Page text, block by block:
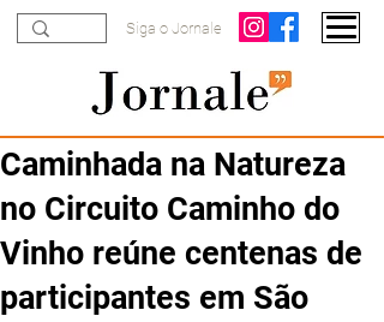
Siga o Jornale
Caminhada na Natureza
no Circuito Caminho do
Vinho reúne centenas de
participantes em São